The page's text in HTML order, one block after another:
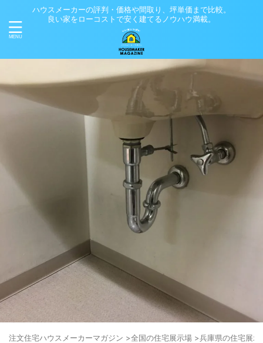
ハウスメーカーの評判・価格や間取り、坪単価まで比較。
良い家をローコストで安く建てるノウハウ満載。
注文住宅ハウスメーカーマガジン >全国の住宅展示場 >兵庫県の住宅展示